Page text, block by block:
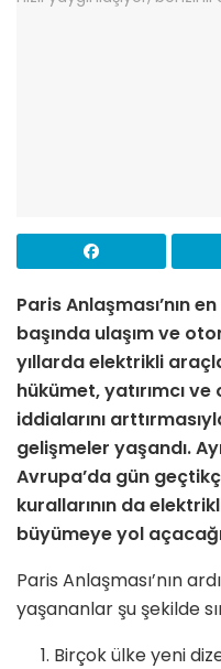
Paris Anlaşması’nın
başında ulaşım ve
yıllarda elektrikli
hükümet, yatırımcı
iddialarını
gelişmeler yaşandı.
Avrupa’da gün
kurallarının da
büyümeye yol
Paris Anlaşması’nın
yaşananlar şu şekilde
Birçok ülke yeni